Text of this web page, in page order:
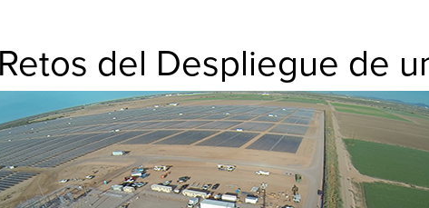
del Despliegue de